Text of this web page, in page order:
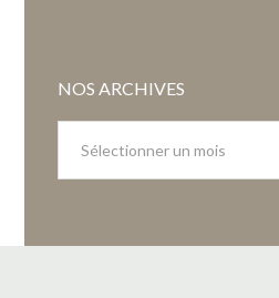
NOS ARCHIVES
archives